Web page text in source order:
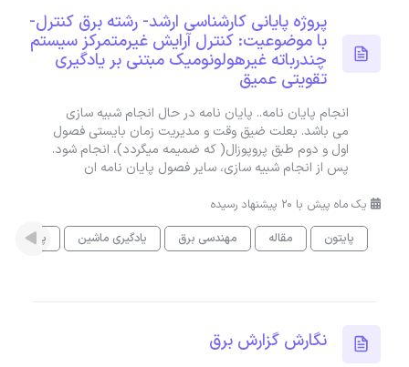
پروژه پایانی کارشناسی ارشد- رشته برق کنترل-
با موضوعیت: کنترل آرایش غیرمتمرکز سیستم
چندرباته غیرهولونومیک مبتنی بر یادگیری
تقویتی عمیق
انجام پایان نامه.. پایان نامه در حال انجام شبیه سازی
می باشد. بعلت ضیق وقت و مدیریت زمان بایستی فصول
اول و دوم طبق پروپوزال( که ضمیمه میگردد)، انجام شود.
پس از انجام شبیه سازی، سایر فصول پایان نامه ان
یک ماه پیش با 20 پیشنهاد رسیده
پایتون
مقاله مهندسی برق یادگیری ماشین پایان نامه
نگارش گزارش برق